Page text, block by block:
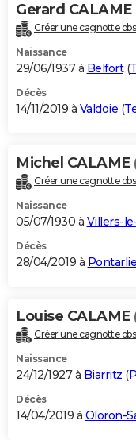
Gerard CALAME
Créer une cagnotte
Naissance
29/06/1937 à Belfort(
Décès
14/11/2019 à Valdoie (
Michel CALAME
Créer une cagnotte
Naissance
05/07/1930 à Villers-
Décès
28/04/2019 à
Louise CALAME
Créer une cagnotte
Naissance
24/12/1927 à Biarritz (
Décès
14/04/2019 à Oloron-